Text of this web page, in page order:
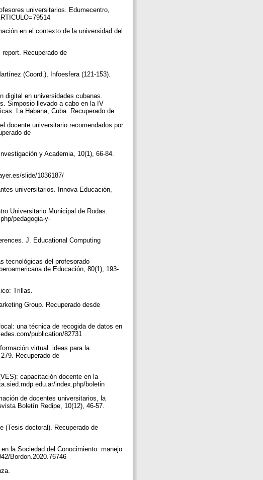
universitarios. Edumecentro,
en el contexto de la universidad del
Recuperado de
(Coord.), Infoesfera (121-153).
digital en universidades cubanas.
Simposio llevado a cabo en la IV
La Habana, Cuba. Recuperado de
docente universitario recomendados por
de
y Academia, 10(1), 66-84.
slide/1036187/
universitarios. Innova Educación,
Universitario Municipal de Rodas.
pedagogia-y-
J. Educational Computing
tecnológicas del profesorado
de Educación, 80(1), 193-
Trillas.
Group. Recuperado desde
una técnica de recogida de datos en
publication/82731
virtual: ideas para la
Recuperado de
capacitación docente en la
index.php/boletin
de docentes universitarios, la
Boletín Redipe, 10(12), 46-57.
(Tesis doctoral). Recuperado de
la Sociedad del Conocimiento: manejo
Bordon.2020.76746